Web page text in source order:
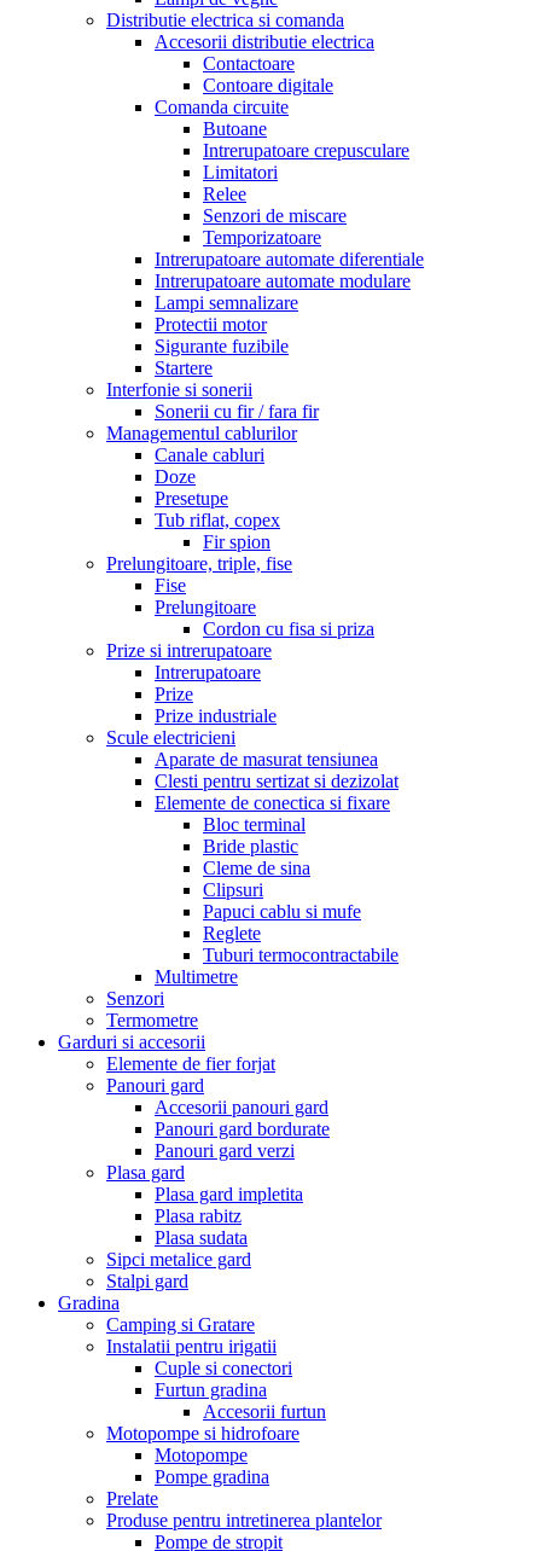
Distributie electrica si comanda
Accesorii distributie electrica
Contactoare
Contoare digitale
Comanda circuite
Butoane
Intrerupatoare crepusculare
Limitatori
Relee
Senzori de miscare
Temporizatoare
Intrerupatoare automate diferentiale
Intrerupatoare automate modulare
Lampi semnalizare
Protectii motor
Sigurante fuzibile
Startere
Interfonie si sonerii
Sonerii cu fir / fara fir
Managementul cablurilor
Canale cabluri
Doze
Presetupe
Tub riflat, copex
Fir spion
Prelungitoare, triple, fise
Fise
Prelungitoare
Cordon cu fisa si priza
Prize si intrerupatoare
Intrerupatoare
Prize
Prize industriale
Scule electricieni
Aparate de masurat tensiunea
Clesti pentru sertizat si dezizolat
Elemente de conectica si fixare
Bloc terminal
Bride plastic
Cleme de sina
Clipsuri
Papuci cablu si mufe
Reglete
Tuburi termocontractabile
Multimetre
Senzori
Termometre
Garduri si accesorii
Elemente de fier forjat
Panouri gard
Accesorii panouri gard
Panouri gard bordurate
Panouri gard verzi
Plasa gard
Plasa gard impletita
Plasa rabitz
Plasa sudata
Sipci metalice gard
Stalpi gard
Gradina
Camping si Gratare
Instalatii pentru irigatii
Cuple si conectori
Furtun gradina
Accesorii furtun
Motopompe si hidrofoare
Motopompe
Pompe gradina
Prelate
Produse pentru intretinerea plantelor
Pompe de stropit